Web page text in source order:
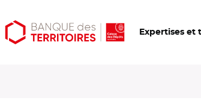
Aller
au
Aller
au
Ouvrir
les
Expertises et